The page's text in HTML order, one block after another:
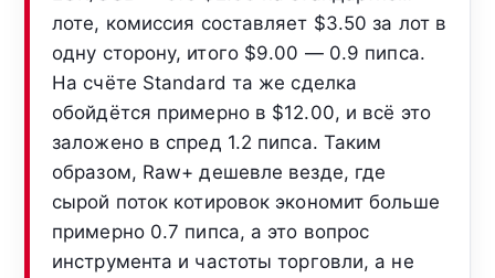
лоте, комиссия составляет $3.50 за лот в
одну сторону, итого $9.00 — 0.9 пипса.
На счёте Standard та же сделка
обойдётся примерно в $12.00, и всё это
заложено в спред 1.2 пипса. Таким
образом, Raw+ дешевле везде, где
сырой поток котировок экономит больше
примерно 0.7 пипса, а это вопрос
инструмента и частоты торговли, а не